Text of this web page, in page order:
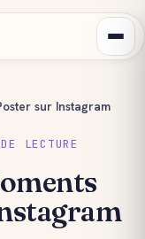
sur Instagram
LECTURE